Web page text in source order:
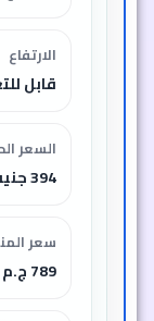
الارتفاع
قابل
السعر
394 جنيه (خصم 50%)
سعر
789 ج.م